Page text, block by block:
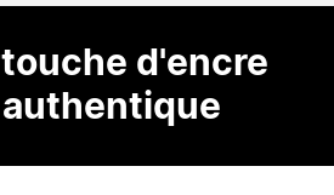
d'encre